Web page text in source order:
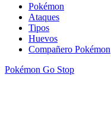
Pokémon
Ataques
Tipos
Huevos
Compañero Pokémon
Pokémon Go Stop